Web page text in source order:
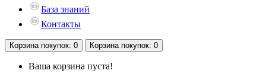
База знаний
Контакты
Корзина покупок: 0 Корзина покупок: 0
Ваша корзина пуста!